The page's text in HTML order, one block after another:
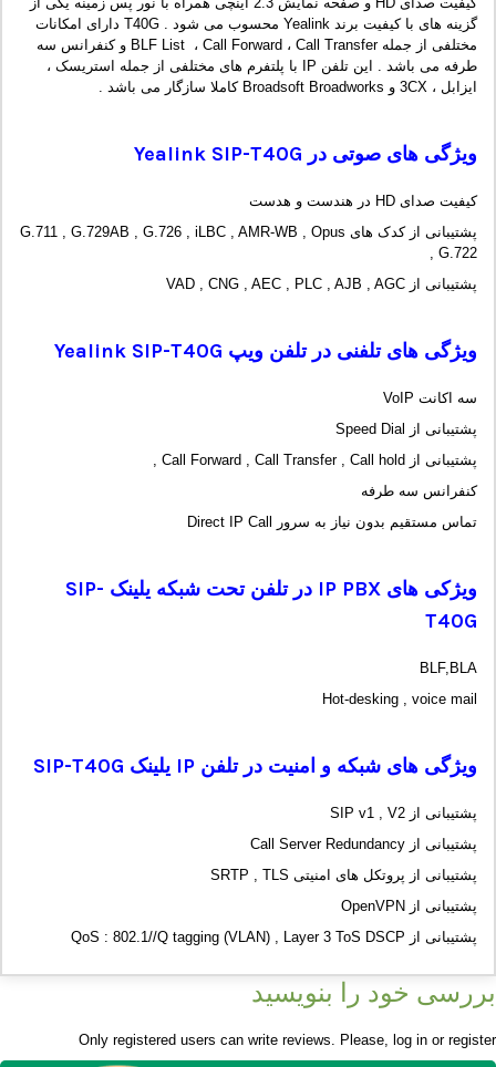
گزینه های با کیفیت برند Yealink محسوب می شود . T40G دارای امکانات
مختلفی از جمله BLF List ، Call Forward ، Call Transfer و کنفرانس سه
طرفه می باشد . این تلفن IP با پلتفرم های مختلفی از جمله استریسک ،
ایزابل ، 3CX و Broadsoft Broadworks کاملا سازگار می باشد .
ویژگی های صوتی در Yealink SIP-T40G
کیفیت صدای HD در هندست و هدست
پشتیبانی از کدک های G.711 , G.729AB , G.726 , iLBC , AMR-WB , Opus
, G.722
پشتیبانی از VAD , CNG , AEC , PLC , AJB , AGC
ویژگی های تلفنی در تلفن ویپ Yealink SIP-T40G
سه اکانت VoIP
پشتیبانی از Speed Dial
پشتیبانی از Call Forward , Call Transfer , Call hold ,
کنفرانس سه طرفه
تماس مستقیم بدون نیاز به سرور Direct IP Call
ویژکی های IP PBX در تلفن تحت شبکه یلینک SIP-
T40G
BLF,BLA
Hot-desking , voice mail
ویژگی های شبکه و امنیت در تلفن IP یلینک SIP-T40G
پشتیبانی از SIP v1 , V2
پشتیبانی از Call Server Redundancy
پشتیبانی از پروتکل های امنیتی SRTP , TLS
پشتیبانی از OpenVPN
پشتیبانی از QoS : 802.1//Q tagging (VLAN) , Layer 3 ToS DSCP
بررسی خود را بنویسید
Only registered users can write reviews. Please, log in or register